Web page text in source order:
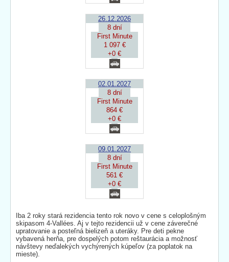
26.12.2026
8 dní
First Minute
1 097 €
+0 €
02.01.2027
8 dní
First Minute
864 €
+0 €
09.01.2027
8 dní
First Minute
561 €
+0 €
Iba 2 roky stará rezidencia tento rok novo v cene s celoplošným
skipasom 4-Vallées. Aj v tejto rezidencii už v cene záverečné
upratovanie a posteľná bielizeň a uteráky. Pre deti pekne
vybavená herňa, pre dospelých potom reštaurácia a možnosť
návštevy neďalekých vychýrených kúpeľov (za poplatok na
mieste).